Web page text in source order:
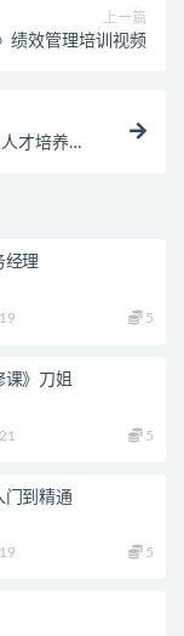
上一篇
绩效管理培训视频
才培养培
经理
19 5
课》刀姐
21 5
门到精通
19 5